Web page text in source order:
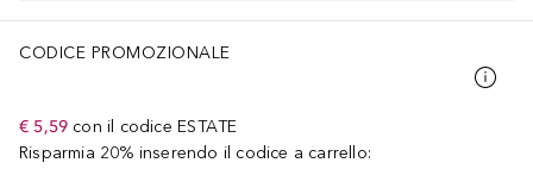
CODICE PROMOZIONALE
€ 5,59 con il codice ESTATE
Risparmia 20% inserendo il codice a carrello: